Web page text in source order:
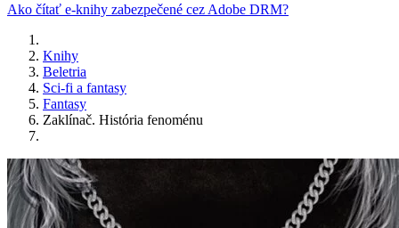
Ako čítať e-knihy zabezpečené cez Adobe DRM?
Knihy
Beletria
Sci-fi a fantasy
Fantasy
Zaklínač. História fenoménu